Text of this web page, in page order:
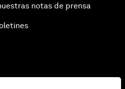
notas de prensa